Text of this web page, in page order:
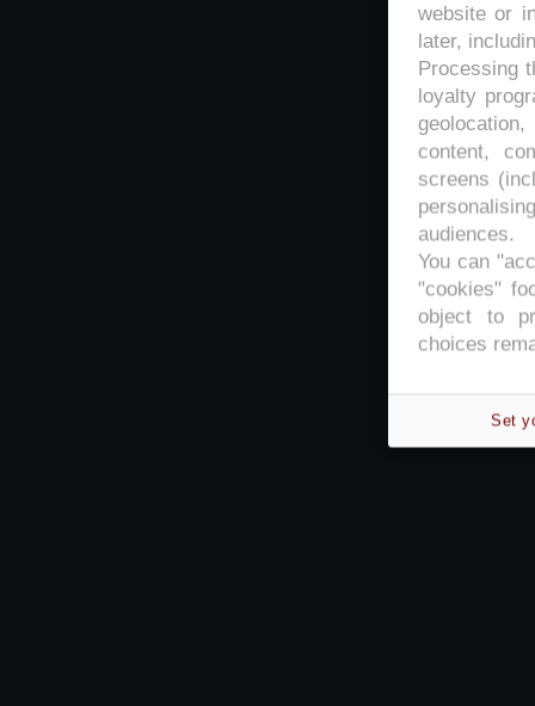
website or
later,
Processing
loyalty
content,
screens
audiences.
You can
"cookies"
object to
choices
Set